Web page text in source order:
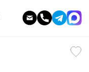
Дверная ручка на планке Onyx под цилиндр 623.05CYL 5 775
В корзину